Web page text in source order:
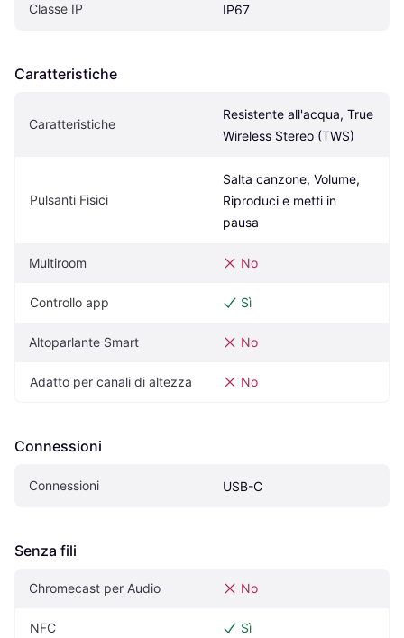
Classe IP IP67
Caratteristiche
Caratteristiche
Resistente all'acqua, True
Wireless Stereo (TWS)
Pulsanti Fisici
Salta canzone, Volume,
Riproduci e metti in
pausa
Multiroom No
Controllo app Sì
Altoparlante Smart No
Adatto per canali di altezza No
Connessioni
Connessioni USB-C
Senza fili
Chromecast per Audio No
NFC Sì